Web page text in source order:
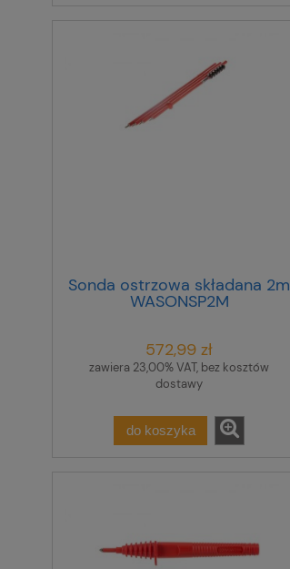
Sonda ostrzowa składana 2m
WASONSP2M
572,99 zł
zawiera 23,00% VAT, bez kosztów
dostawy
do koszyka